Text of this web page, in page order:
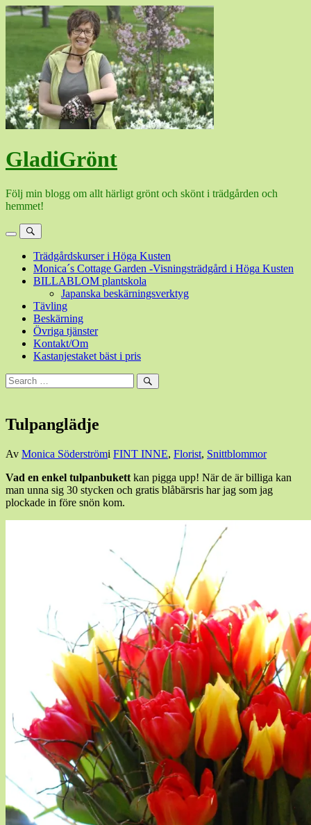
Hoppa
GladiGrönt
Följ min blogg om allt härligt grönt och skönt i trädgården och
hemmet!
MenySök
Trädgårdskurser i Höga Kusten
Monica´s Cottage Garden -Visningsträdgård i Höga Kusten
BILLABLOM plantskola
Japanska beskärningsverktyg
Tävling
Beskärning
Övriga tjänster
Kontakt/Om
Kastanjestaket bäst i pris
Sök
efter:
Sök
Tulpanglädje
Den
februari,
2015
Av Monica Söderströmi FINT INNE, Florist, Snittblommor
Vad en enkel tulpanbukett kan pigga upp! När de är billiga kan
man unna sig 30 stycken och gratis blåbärsris har jag som jag
plockade in före snön kom.